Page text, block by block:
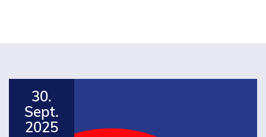
30.
Sept.
2025